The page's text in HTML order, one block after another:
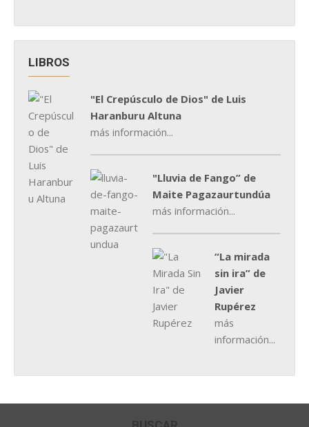
LIBROS
"El Crepúsculo de Dios" de Luis
Haranburu Altuna
más información...
"Lluvia de Fango” de
Maite Pagazaurtundúa
más información...
“La mirada
sin ira” de
Javier
Rupérez
más
información...